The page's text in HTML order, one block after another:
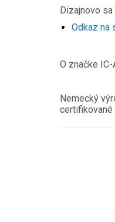
Dizajnovo
Odkaz na
O značke IC-
Nemecký
certifikované